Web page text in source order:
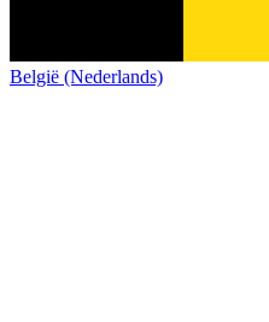
België (Nederlands)